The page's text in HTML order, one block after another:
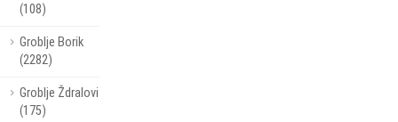
(108)
Groblje Borik
(2282)
Groblje Ždralovi
(175)